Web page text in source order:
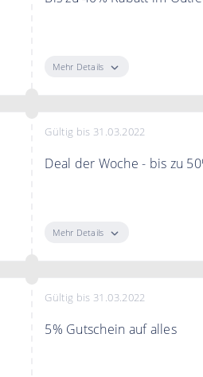
Mehr Details
Gültig bis 31.03.2022
Deal der Woche - bis zu
Mehr Details
Gültig bis 31.03.2022
5% Gutschein auf alles